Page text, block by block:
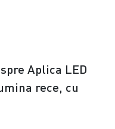
Aplica LED
rece, cu